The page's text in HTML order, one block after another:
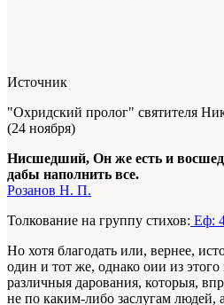
Источник
"Охридский пролог" святителя
(24 ноября)
Нисшедший, Он же есть и
дабы наполнить все.
Розанов Н. П.
Толкование на группу стихов: Еф:
Но хотя благодать или, вернее,
один и тот же, однако оии из
различныя дарования, которыя,
не по каким-либо заслугам людей,